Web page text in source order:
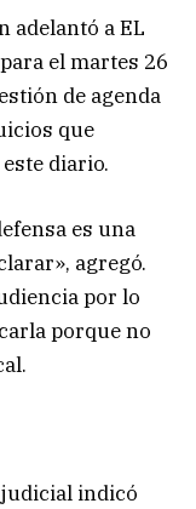
adelantó a EL
el martes 26
de agenda
que
diario.
es una
agregó.
por lo
porque no
indicó